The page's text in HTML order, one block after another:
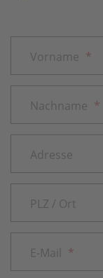
Vorname *
Nachname *
Adresse
PLZ / Ort
E-Mail *